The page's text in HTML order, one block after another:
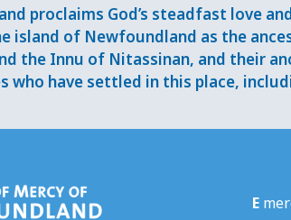
proclaims God’s steadfast love
island of Newfoundland as the
the Innu of Nitassinan, and their
who have settled in this place,
E